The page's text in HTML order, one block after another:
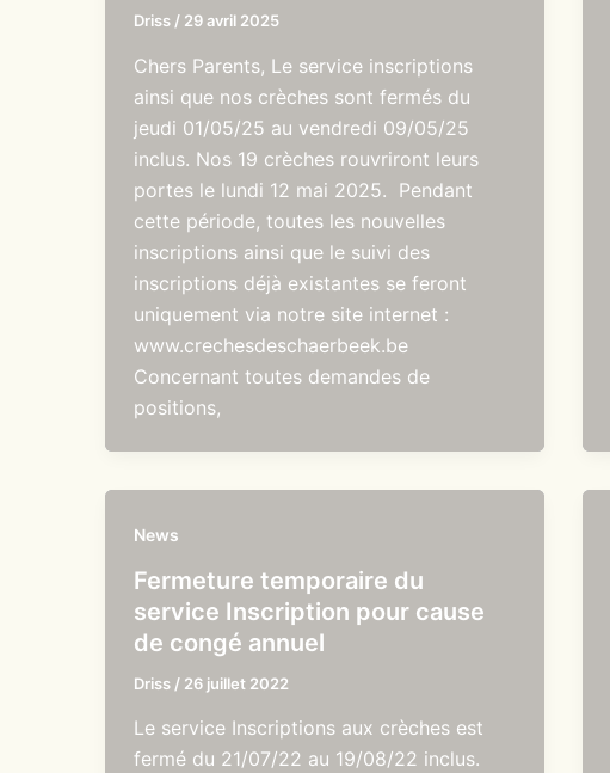
Driss / 29 avril 2025
Chers Parents, Le service inscriptions
ainsi que nos crèches sont fermés du
jeudi 01/05/25 au vendredi 09/05/25
inclus. Nos 19 crèches rouvriront leurs
portes le lundi 12 mai 2025. Pendant
cette période, toutes les nouvelles
inscriptions ainsi que le suivi des
inscriptions déjà existantes se feront
uniquement via notre site internet :
www.crechesdeschaerbeek.be
Concernant toutes demandes de
positions,
News
Fermeture temporaire du
service Inscription pour cause
de congé annuel
Driss / 26 juillet 2022
Le service Inscriptions aux crèches est
fermé du 21/07/22 au 19/08/22 inclus.